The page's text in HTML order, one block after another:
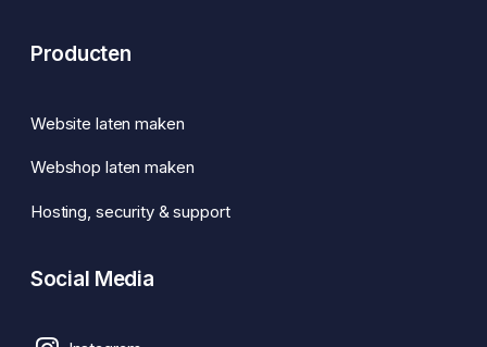
Producten
Website laten maken
Webshop laten maken
Hosting, security & support
Social Media